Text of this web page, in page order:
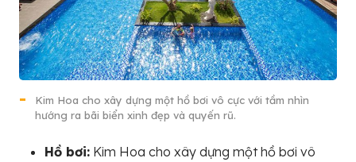
Kim Hoa cho xây dựng một hồ bơi vô cực với tầm nhìn
hướng ra bãi biển xinh đẹp và quyến rũ.
Hồ bơi: Kim Hoa cho xây dựng một hồ bơi vô